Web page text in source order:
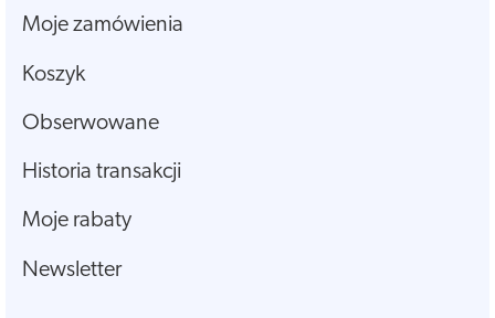
Moje zamówienia
Koszyk
Obserwowane
Historia transakcji
Moje rabaty
Newsletter